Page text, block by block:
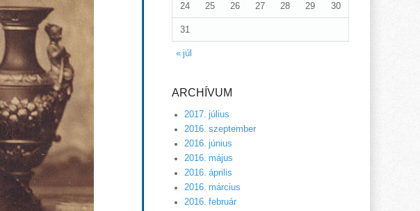
« júl
24 25 26 27 28 29 30
31
ARCHÍVUM
2017. július
2016. szeptember
2016. június
2016. május
2016. április
2016. március
2016. február